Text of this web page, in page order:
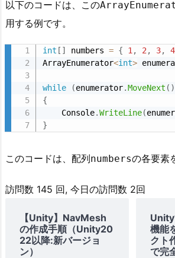
以下のコードは、この
用する例です。
int [ ] numbers = { 1 , 2 , 3, 4
ArrayEnumerator<int>
while (enumerator.MoveNext ( )
{
    Console
.WriteLine(
}
このコードは、配列numbersの各要素
訪問数 145 回, 今日の訪問数 2回
【Unity】NavMesh
の作成手順（Unity20
22以降:新バージョ
ン）
機能
クト
で完